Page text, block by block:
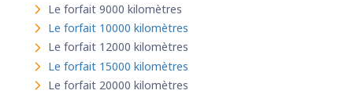
Le forfait 9000 kilomètres
Le forfait 10000 kilomètres
Le forfait 12000 kilomètres
Le forfait 15000 kilomètres
Le forfait 20000 kilomètres